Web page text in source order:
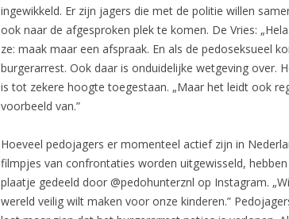
ingewikkeld. Er zijn jagers die met de politie willen
ook naar de afgesproken plek te komen. De Vries:
ze: maak maar een afspraak. En als de pedoseksueel
burgerarrest. Ook daar is onduidelijke wetgeving over.
is tot zekere hoogte toegestaan. „Maar het leidt ook
voorbeeld van.”
Hoeveel pedojagers er momenteel actief zijn in
filmpjes van confrontaties worden uitgewisseld,
plaatje gedeeld door @pedohunterznl op Instagram.
wereld veilig wilt maken voor onze kinderen.”